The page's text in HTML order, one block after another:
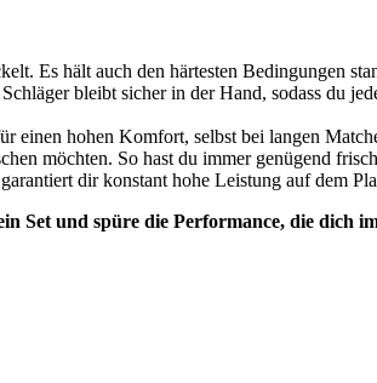
Es hält auch den härtesten Bedingungen
bleibt sicher in der Hand, sodass du
einen hohen Komfort, selbst bei langen
möchten. So hast du immer genügend
dir konstant hohe Leistung auf dem
Set und spüre die Performance, die dich